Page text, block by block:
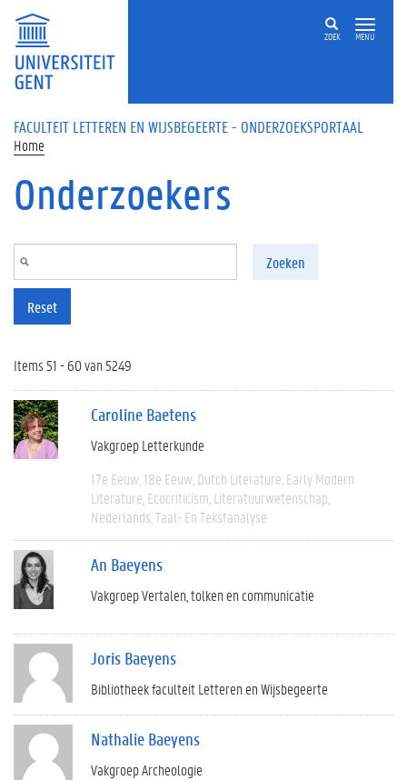
Overslaan en naar de inhoud gaan
ZOEK MENU
FACULTEIT LETTEREN EN WIJSBEGEERTE - ONDERZOEKSPORTAAL
Home
Onderzoekers
Zoeken
Reset
Items 51 - 60 van 5249
Caroline Baetens
Vakgroep Letterkunde
17e Eeuw 18e Eeuw Dutch Literature Early Modern
Literature Ecocriticism Literatuurwetenschap
Nederlands Taal- En Tekstanalyse
An Baeyens
Vakgroep Vertalen, tolken en communicatie
Joris Baeyens
Bibliotheek faculteit Letteren en Wijsbegeerte
Nathalie Baeyens
Vakgroep Archeologie